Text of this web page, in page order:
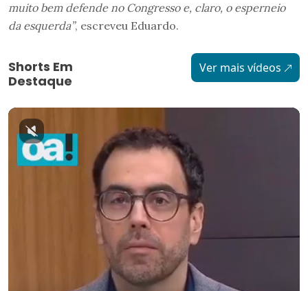
muito bem defende no Congresso e, claro, o esperneio
da esquerda”, escreveu Eduardo.
Shorts Em
Destaque
Ver mais vídeos